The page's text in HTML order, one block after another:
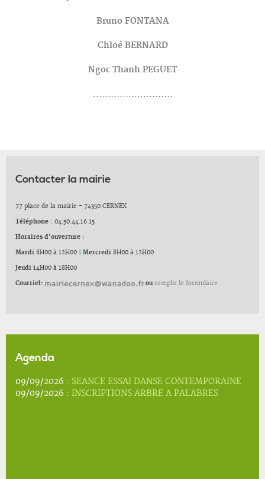
Bruno FONTANA
Chloé BERNARD
Ngoc Thanh PEGUET
...........................
Contacter la mairie
77 place de la mairie - 74350 CERNEX
Téléphone : 04.50.44.16.15
Horaires d'ouverture :
Mardi 8H00 à 12H00 Mercredi 8H00 à 12H00
Jeudi 14H00 à 18H00
Courriel: ou remplir le formulaire
Agenda
09/09/2026 : SEANCE ESSAI DANSE CONTEMPORAINE
09/09/2026 : INSCRIPTIONS ARBRE A PALABRES